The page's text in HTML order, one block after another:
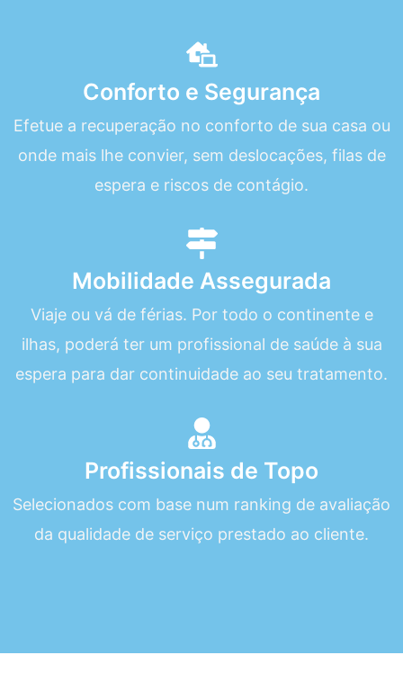
Conforto e Segurança
Efetue a recuperação no conforto de sua casa ou
onde mais lhe convier, sem deslocações, filas de
espera e riscos de contágio.
Mobilidade Assegurada
Viaje ou vá de férias. Por todo o continente e
ilhas, poderá ter um profissional de saúde à sua
espera para dar continuidade ao seu tratamento.
Profissionais de Topo
Selecionados com base num ranking de avaliação
da qualidade de serviço prestado ao cliente.